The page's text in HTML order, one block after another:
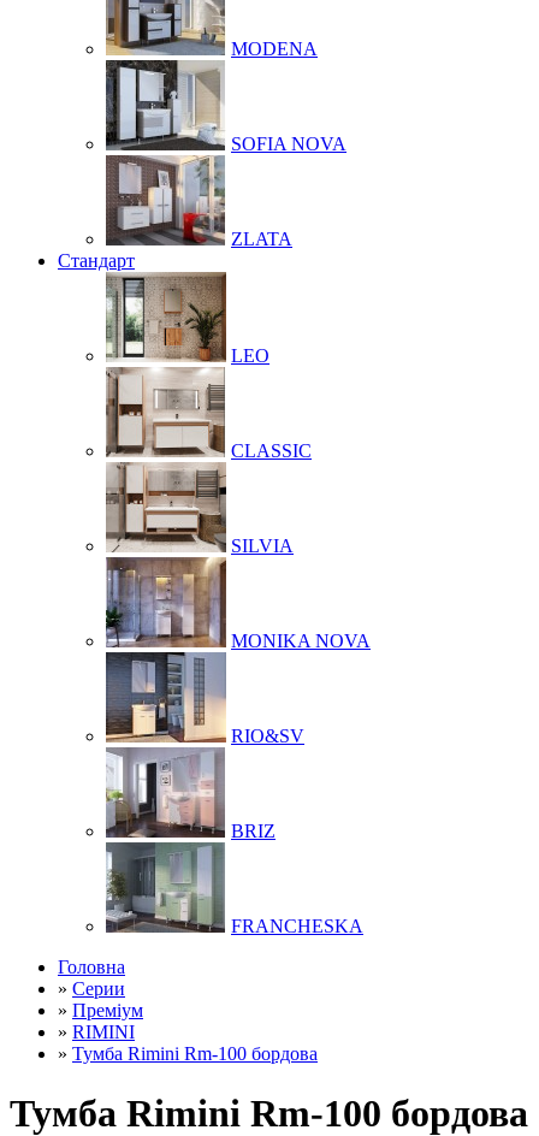
MODENA
SOFIA NOVA
ZLATA
Стандарт
LEO
CLASSIC
SILVIA
MONIKA NOVA
RIO&SV
BRIZ
FRANCHESKA
Головна
» Серии
» Преміум
» RIMINI
» Тумба Rimini Rm-100 бордова
Тумба Rimini Rm-100 бордова